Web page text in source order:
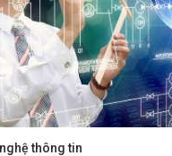
thông tin